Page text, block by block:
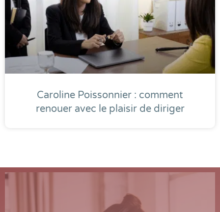
Caroline Poissonnier : comment
renouer avec le plaisir de diriger